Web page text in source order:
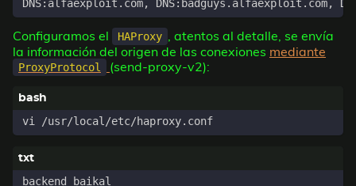
Configuramos el HAProxy
, atentos al detalle, se envía
la información del origen de las conexiones mediante
ProxyProtocol (send-proxy-v2):